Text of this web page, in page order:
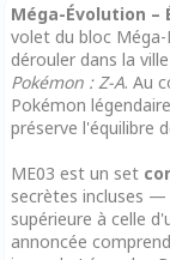
Méga-Évolution –
volet du bloc Méga-
dérouler dans la
Pokémon : Z-A. Au
Pokémon
préserve l'équilibre
ME03 est un set
secrètes incluses
supérieure à celle
annoncée comprend